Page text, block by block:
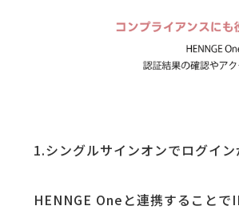
1.シングルサインオンでログイ
HENNGE Oneと連携すること